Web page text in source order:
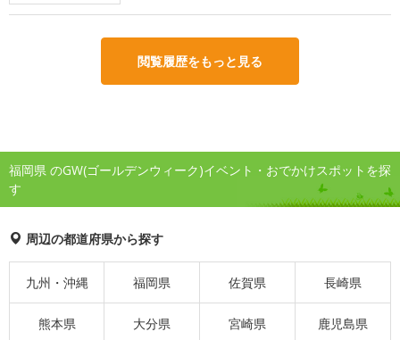
閲覧履歴をもっと見る
福岡県 のGW(ゴールデンウィーク)イベント・おでかけスポットを探
す
周辺の都道府県から探す
九州・沖縄 福岡県 佐賀県 長崎県
熊本県 大分県 宮崎県 鹿児島県